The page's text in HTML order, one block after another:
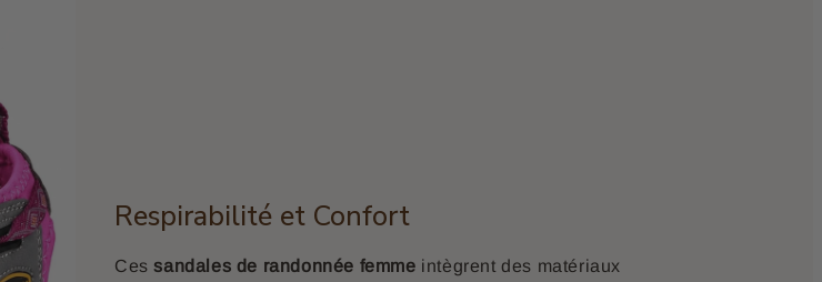
Respirabilité et Confort
Cessandales de randonnée femme intègrent des matériaux